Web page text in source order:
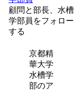
顧問と部長、水槽
学部員をフォロー
する
京都精
華大学
水槽学
部のア